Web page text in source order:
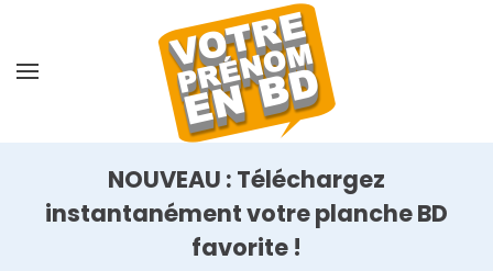
NOUVEAU : Téléchargez
instantanément votre planche BD
favorite !